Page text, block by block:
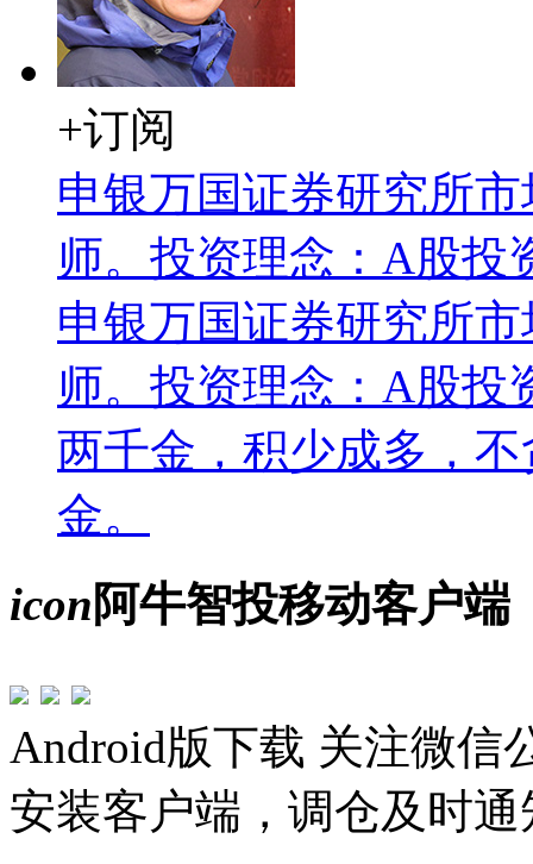
+订阅
申银万国证券研究所
师。投资理念：A股投
申银万国证券研究所
师。投资理念：A股投
两千金，积少成多，
金。
icon阿牛智投移动客户端
Android版下载 关注微信
安装客户端，调仓及时通